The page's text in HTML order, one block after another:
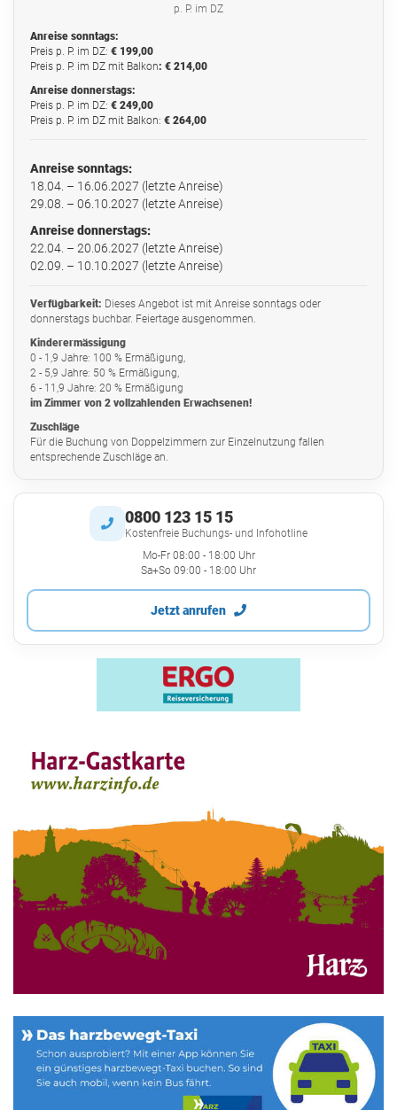
p. P. im DZ
Anreise sonntags:
Preis p. P. im DZ: € 199,00
Preis p. P. im DZ mit Balkon: € 214,00
Anreise donnerstags:
Preis p. P. im DZ: € 249,00
Preis p. P. im DZ mit Balkon: € 264,00
Anreise sonntags:
18.04. – 16.06.2027 (letzte Anreise)
29.08. – 06.10.2027 (letzte Anreise)
Anreise donnerstags:
22.04. – 20.06.2027 (letzte Anreise)
02.09. – 10.10.2027 (letzte Anreise)
Verfügbarkeit: Dieses Angebot ist mit Anreise sonntags oder
donnerstags buchbar. Feiertage ausgenommen.
Kinderermässigung
0 - 1,9 Jahre: 100 % Ermäßigung,
2 - 5,9 Jahre: 50 % Ermäßigung,
6 - 11,9 Jahre: 20 % Ermäßigung
im Zimmer von 2 vollzahlenden Erwachsenen!
Zuschläge
Für die Buchung von Doppelzimmern zur Einzelnutzung fallen
entsprechende Zuschläge an.
0800 123 15 15
Kostenfreie Buchungs- und Infohotline
Mo-Fr 08:00 - 18:00 Uhr
Sa+So 09:00 - 18:00 Uhr
Jetzt anrufen